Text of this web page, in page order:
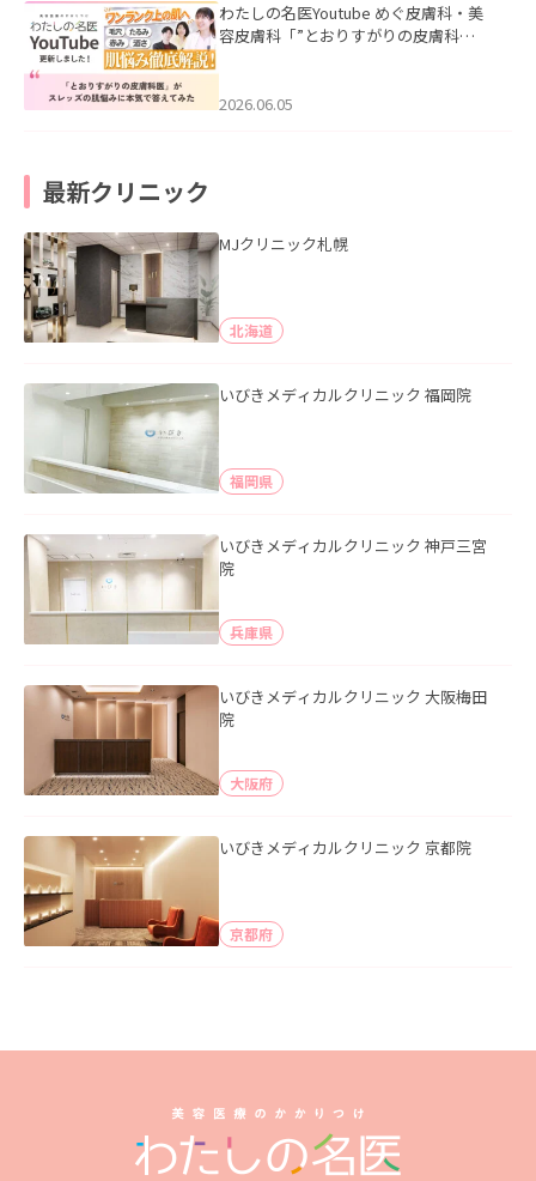
わたしの名医Youtube めぐ皮膚科・美
容皮膚科「”とおりすがりの皮膚科
2026.06.05
最新クリニック
MJクリニック札幌
北海道
いびきメディカルクリニック 福岡院
福岡県
いびきメディカルクリニック 神戸三宮
院
兵庫県
いびきメディカルクリニック 大阪梅田
院
大阪府
いびきメディカルクリニック 京都院
京都府